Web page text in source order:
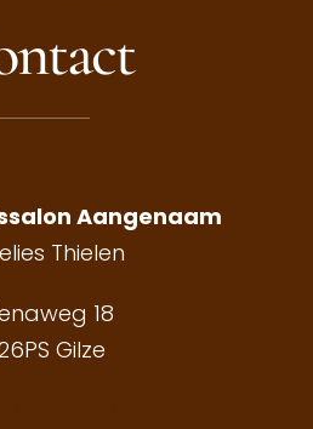
Aangenaam
Thielen
18
Gilze